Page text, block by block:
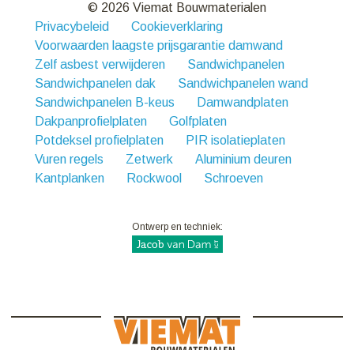
© 2026 Viemat Bouwmaterialen
Privacybeleid
Cookieverklaring
Voorwaarden laagste prijsgarantie damwand
Zelf asbest verwijderen
Sandwichpanelen
Sandwichpanelen dak
Sandwichpanelen wand
Sandwichpanelen B-keus
Damwandplaten
Dakpanprofielplaten
Golfplaten
Potdeksel profielplaten
PIR isolatieplaten
Vuren regels
Zetwerk
Aluminium deuren
Kantplanken
Rockwool Schroeven
Ontwerp en techniek: